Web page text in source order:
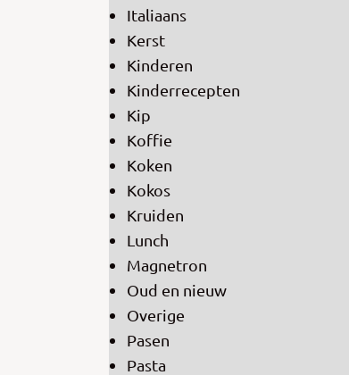
Italiaans
Kerst
Kinderen
Kinderrecepten
Kip
Koffie
Koken
Kokos
Kruiden
Lunch
Magnetron
Oud en nieuw
Overige
Pasen
Pasta